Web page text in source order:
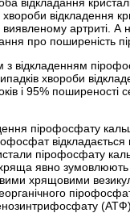
відкладення
артриті. А
про поширеність
з відкладенням
хвороби
і 95%
пірофосфату
відкладається
пірофосфату
явно
хрящовими
(АТФ).